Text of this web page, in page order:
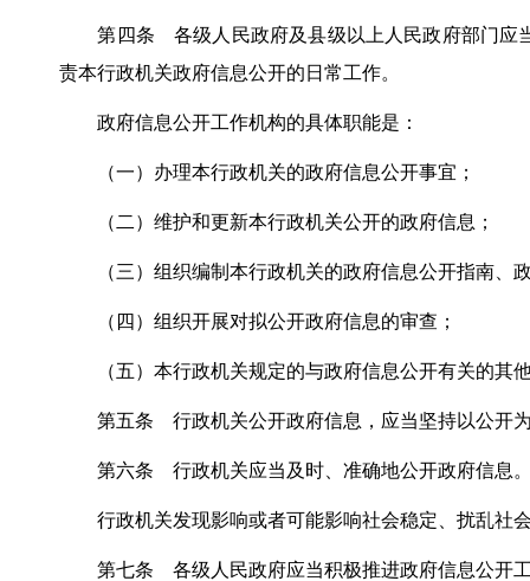
第四条 各级人民政府及县级以上人民政府部门应当
责本行政机关政府信息公开的日常工作。
政府信息公开工作机构的具体职能是：
（一）办理本行政机关的政府信息公开事宜；
（二）维护和更新本行政机关公开的政府信息；
（三）组织编制本行政机关的政府信息公开指南、
（四）组织开展对拟公开政府信息的审查；
（五）本行政机关规定的与政府信息公开有关的其
第五条 行政机关公开政府信息，应当坚持以公开为
第六条 行政机关应当及时、准确地公开政府信息
行政机关发现影响或者可能影响社会稳定、扰乱社会
第七条 各级人民政府应当积极推进政府信息公开工